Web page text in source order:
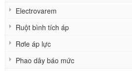
Electrovarem
Ruột bình tích áp
Rơle áp lực
Phao dây báo mức